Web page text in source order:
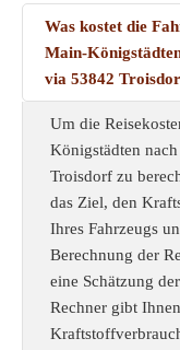
Was kostet die
Main-
via 53842
Um die
Königstädten
Troisdorf zu
das Ziel, den
Ihres Fahrzeugs
Berechnung der
eine Schätzung
Rechner gibt